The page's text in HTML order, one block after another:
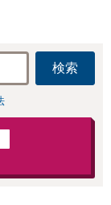
孝にご相談
検索